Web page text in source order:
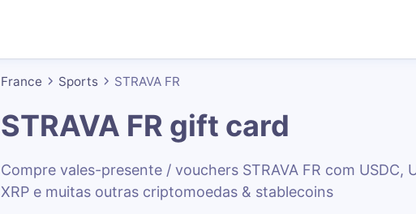
France Sports STRAVA FR
STRAVA FR gift card
Compre vales-presente / vouchers STRAVA FR com USDC,
XRP e muitas outras criptomoedas & stablecoins